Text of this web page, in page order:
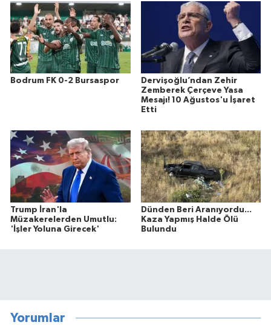
Bodrum FK 0-2 Bursaspor
Dervişoğlu’ndan Zehir
Zemberek Çerçeve Yasa
Mesajı! 10 Ağustos'u İşaret
Etti
Trump İran'la
Müzakerelerden Umutlu:
'İşler Yoluna Girecek'
Dünden Beri Aranıyordu...
Kaza Yapmış Halde Ölü
Bulundu
Yorumlar